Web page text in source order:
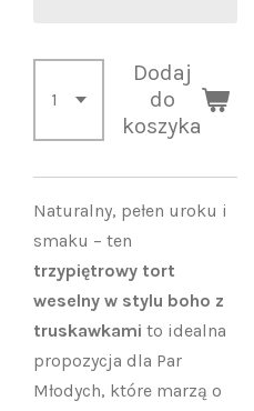
Dodaj
do
koszyka
Naturalny, pełen uroku i
smaku – ten
trzypiętrowy tort
weselny w stylu boho z
truskawkami to idealna
propozycja dla Par
Młodych, które marzą o